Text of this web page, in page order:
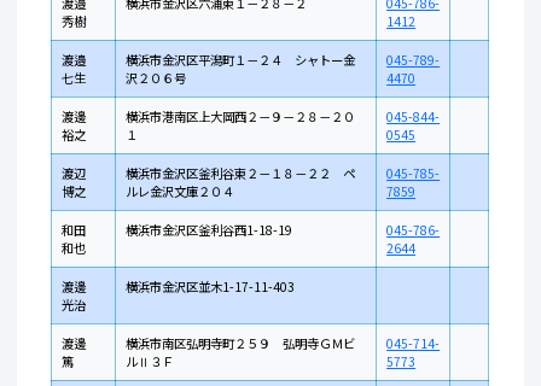
秀樹
1412
渡邉
七生
横浜市金沢区平潟町１－２４ シャトー金
沢２０６号
045-789-
4470
渡邊
裕之
横浜市港南区上大岡西２－９－２８－２０
１
045-844-
0545
渡辺
博之
横浜市金沢区釜利谷東２－１８－２２ ペ
ルレ金沢文庫２０４
045-785-
7859
和田
和也
横浜市金沢区釜利谷西1-18-19
045-786-
2644
渡邊
光治
横浜市金沢区並木1-17-11-403
渡邊
篤
横浜市南区弘明寺町２５９ 弘明寺ＧＭビ
ルⅡ３Ｆ
045-714-
5773